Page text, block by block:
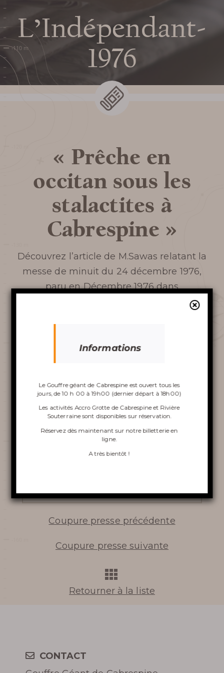
visite
HORAIRES DU GOUFFRE DE
PLAN ET ACCÈS AU
GOUFFRE
SERVICES ET BOUTIQUE
FOIRE AUX QUESTIONS
AUTOUR DU GOUFFRE
Découvrir le
gouffre
ACCRO GROTTE DE
CABRESPINE
LA TOURNÉE INSOLITE
VINOSPÉLÉOLOGIE
En apprendre
HISTOIRE DU GOUFFRE
L’Indépendant-
1976
« Prêche en
occitan sous les
stalactites à
Cabrespine »
Découvrez l’article de M.Sawas relatant la
messe de minuit du 24 décembre 1976,
paru en Décembre 1976 dans
Lire l'article
Coupure presse précédente
Retourner à la liste
Coupure presse suivante
CONTACT
Informations
Le Gouffre géant de Cabrespine est ouvert tous les
jours, de 10 h 00 à 19h00 (dernier départ à 18h00)
Les activités Accro Grotte de Cabrespine et Rivière
Souterraine sont disponibles sur réservation.
Réservez dès maintenant sur notre billetterie en
ligne.
A très bientôt !